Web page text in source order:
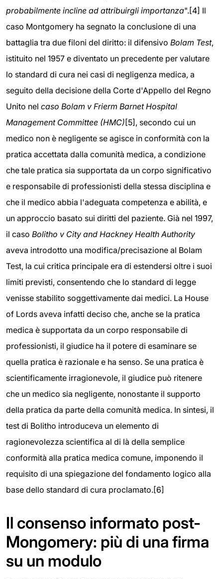
probabilmente incline ad attribuirgli importanza".[4] Il
caso Montgomery ha segnato la conclusione di una
battaglia tra due filoni del diritto: il difensivo Bolam Test,
istituito nel 1957 e diventato un precedente per valutare
lo standard di cura nei casi di negligenza medica, a
seguito della decisione della Corte d'Appello del Regno
Unito nel caso Bolam v Frierm Barnet Hospital
Management Committee (HMC)[5], secondo cui un
medico non è negligente se agisce in conformità con la
pratica accettata dalla comunità medica, a condizione
che tale pratica sia supportata da un corpo significativo
e responsabile di professionisti della stessa disciplina e
che il medico abbia l'adeguata competenza e abilità, e
un approccio basato sui diritti del paziente. Già nel 1997,
il caso Bolitho v City and Hackney Health Authority
aveva introdotto una modifica/precisazione al Bolam
Test, la cui critica principale era di estendersi oltre i suoi
limiti previsti, consentendo che lo standard di legge
venisse stabilito soggettivamente dai medici. La House
of Lords aveva infatti deciso che, anche se la pratica
medica è supportata da un corpo responsabile di
professionisti, il giudice ha il potere di esaminare se
quella pratica è razionale e ha senso. Se una pratica è
scientificamente irragionevole, il giudice può ritenere
che un medico sia negligente, nonostante il supporto
della pratica da parte della comunità medica. In sintesi, il
test di Bolitho introduceva un elemento di
ragionevolezza scientifica al di là della semplice
conformità alla pratica medica comune, imponendo il
requisito di una spiegazione del fondamento logico alla
base dello standard di cura proclamato.[6]
Il consenso informato post-
Mongomery: più di una firma
su un modulo